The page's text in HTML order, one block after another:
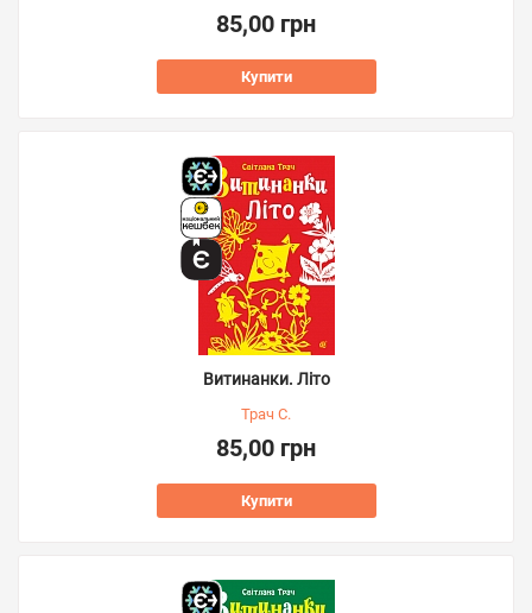
85,00 грн
Купити
Витинанки. Літо
Трач С.
85,00 грн
Купити